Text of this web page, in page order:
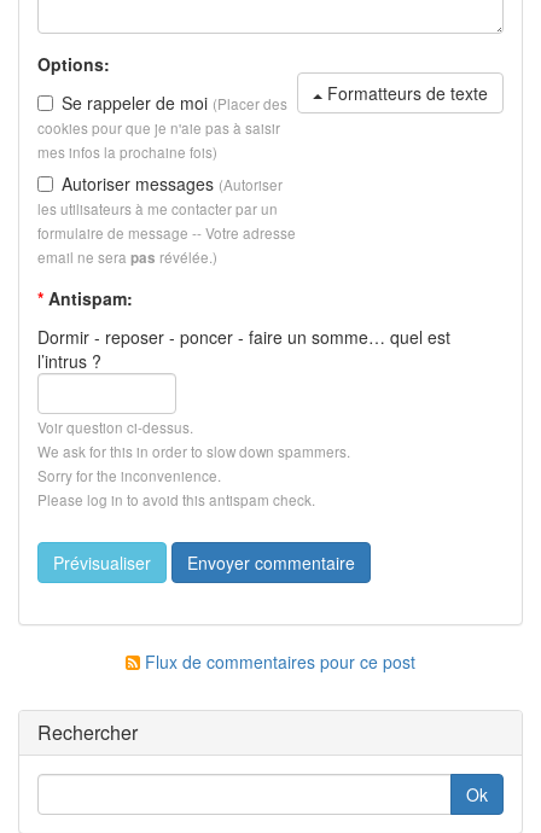
Options:
Se rappeler de moi (Placer des
cookies pour que je n'aie pas à saisir
mes infos la prochaine fois)
Autoriser messages (Autoriser
les utilisateurs à me contacter par un
formulaire de message -- Votre adresse
email ne sera pas révélée.)
Formatteurs de texte
* Antispam:
Dormir - reposer - poncer - faire un somme… quel est
l’intrus ?
Voir question ci-dessus.
We ask for this in order to slow down spammers.
Sorry for the inconvenience.
Please log in to avoid this antispam check.
Flux de commentaires pour ce post
Rechercher